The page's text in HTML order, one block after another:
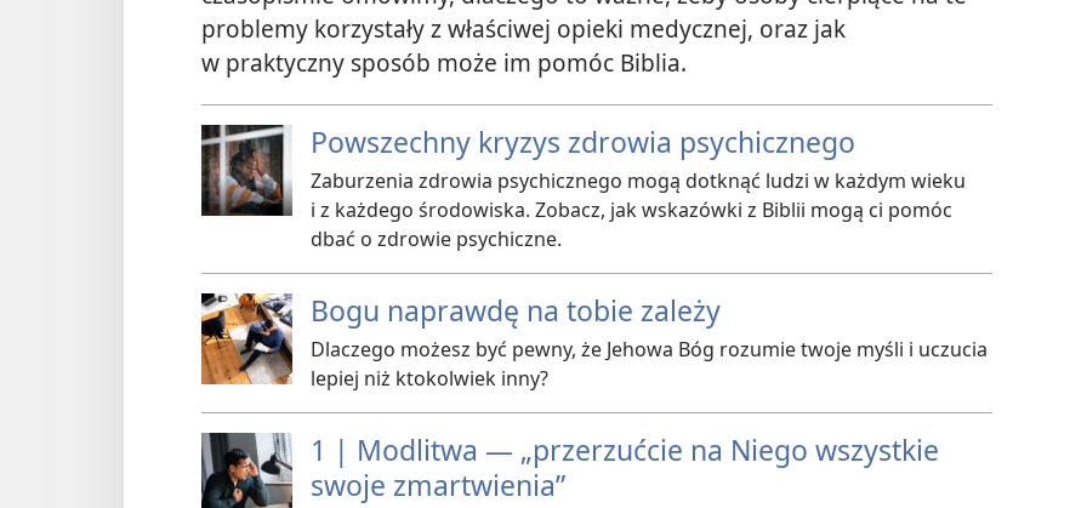
problemy korzystały z właściwej opieki medycznej, oraz jak
w praktyczny sposób może im pomóc Biblia.
Powszechny kryzys zdrowia psychicznego
Zaburzenia zdrowia psychicznego mogą dotknąć ludzi w każdym wieku
i z każdego środowiska. Zobacz, jak wskazówki z Biblii mogą ci pomóc
dbać o zdrowie psychiczne.
Bogu naprawdę na tobie zależy
Dlaczego możesz być pewny, że Jehowa Bóg rozumie twoje myśli i uczucia
lepiej niż ktokolwiek inny?
1 | Modlitwa — „przerzućcie na Niego wszystkie
swoje zmartwienia”